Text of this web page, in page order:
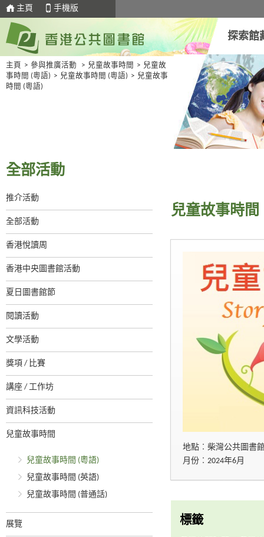
主頁 手機版
探索館
主頁 > 參與推廣活動 > 兒童故事時間 > 兒童故
事時間 (粵語) > 兒童故事時間 (粵語) > 兒童故事
時間 (粵語)
全部活動
推介活動
全部活動
香港悅讀周
香港中央圖書館活動
夏日圖書館節
閱讀活動
文學活動
獎項 / 比賽
講座 / 工作坊
資訊科技活動
兒童故事時間
兒童故事時間 (粵語)
兒童故事時間 (英語)
兒童故事時間 (普通話)
展覽
兒童故事時間
地點︰柴灣公共圖書
月份︰2024年6月
標籤